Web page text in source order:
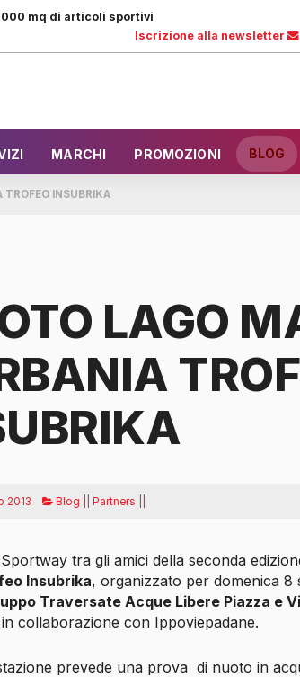
mq di articoli sportivi
Iscrizione alla newsletter
MARCHI PROMOZIONI BLOG
TROFEO INSUBRIKA
LAGO
2013 Blog || Partners ||
Sportway tra gli amici della seconda
Insubrika, organizzato per domenica 8
Traversate Acque Libere Piazza e
collaborazione con Ippoviepadane.
prevede una provadi nuoto in